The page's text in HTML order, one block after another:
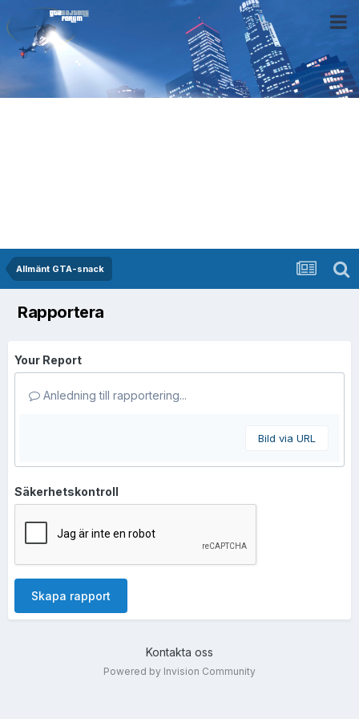
Allmänt GTA-snack
Rapportera
Your Report
Anledning till rapportering...
Bild via URL
Säkerhetskontroll
Skapa rapport
Kontakta oss
Powered by Invision Community